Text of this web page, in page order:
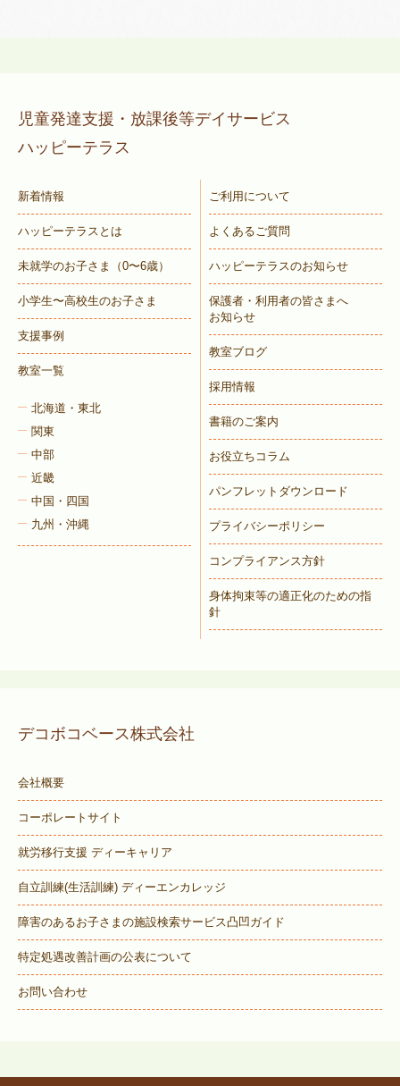
児童発達支援・放課後等デイサービス
ハッピーテラス
新着情報
ハッピーテラスとは
未就学のお子さま （0〜6歳）
小学生〜高校生のお子さま
支援事例
教室一覧
北海道・東北
関東
中部
近畿
中国・四国
九州・沖縄
ご利用について
よくあるご質問
ハッピーテラスのお知らせ
保護者・利用者の皆さまへ
お知らせ
教室ブログ
採用情報
書籍のご案内
お役立ちコラム
パンフレットダウンロード
プライバシーポリシー
コンプライアンス方針
身体拘束等の適正化のための指
針
デコボコベース株式会社
会社概要
コーポレートサイト
就労移行支援 ディーキャリア
自立訓練(生活訓練) ディーエンカレッジ
障害のあるお子さまの施設検索サービス凸凹ガイド
特定処遇改善計画の公表について
お問い合わせ